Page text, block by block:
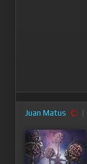
Juan Matus